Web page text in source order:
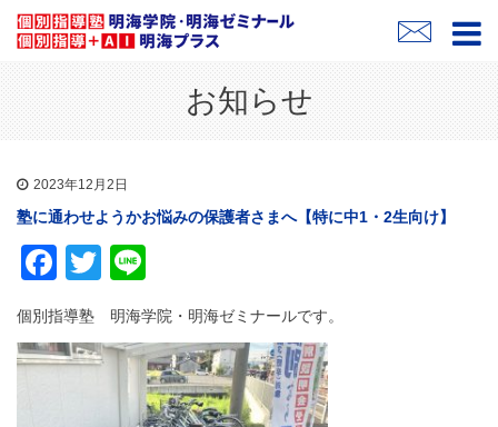
お知らせ
2023年12月2日
塾に通わせようかお悩みの保護者さまへ【特に中1・2生向け】
Facebook
Twitter
個別指導塾 明海学院・明海ゼミナールです。